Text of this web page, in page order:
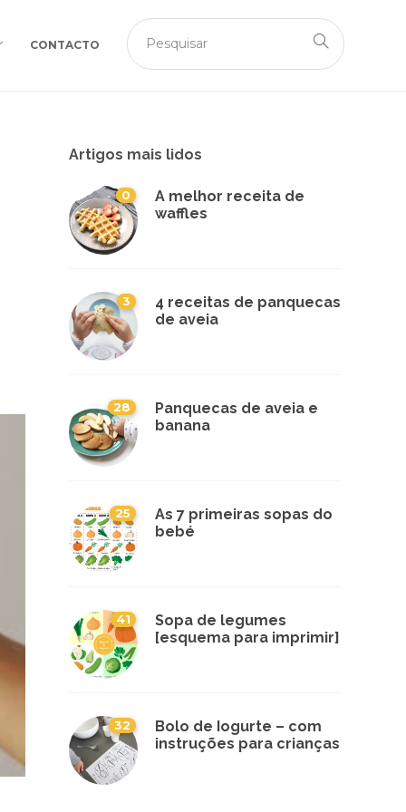
CONTACTO
Artigos mais lidos
0
A melhor receita de
waffles
3
4 receitas de panquecas
de aveia
28
Panquecas de aveia e
banana
25
As 7 primeiras sopas do
bebé
41
Sopa de legumes
[esquema para imprimir]
32
Bolo de Iogurte – com
instruções para crianças